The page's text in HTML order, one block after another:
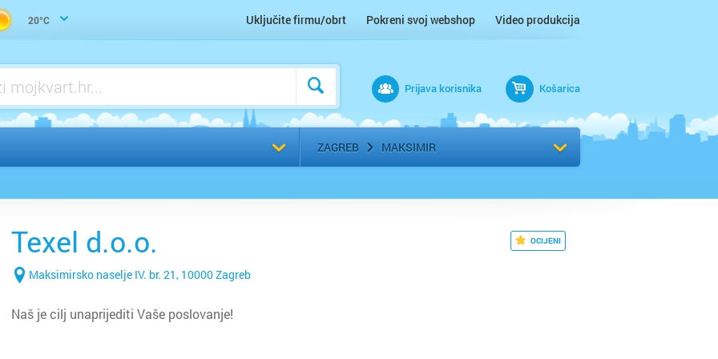
20°C Uključite firmu/obrt Pokreni svoj webshop Video produkcija
Prijava korisnika Košarica
ZAGREB MAKSIMIR
Odaberi grad
OCIJENI
Texel d.o.o.
Maksimirsko naselje IV. br. 21, 10000 Zagreb
Naš je cilj unaprijediti Vaše poslovanje!